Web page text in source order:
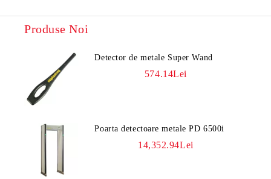
Produse Noi
Detector de metale Super Wand
574.14Lei
Poarta detectoare metale PD 6500i
14,352.94Lei